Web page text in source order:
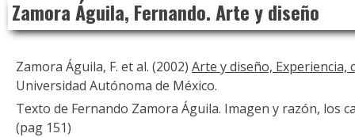
content
Zamora Águila, Fernando. Arte y diseño
Zamora Águila, F. et al. (2002) Arte y diseño, Experiencia,
Universidad Autónoma de México.
Texto de Fernando Zamora Águila. Imagen y razón, los
(pag 151)